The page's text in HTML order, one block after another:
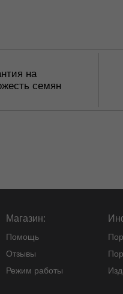
на
семян
Магазин:
Помощь
Отзывы
Режим работы